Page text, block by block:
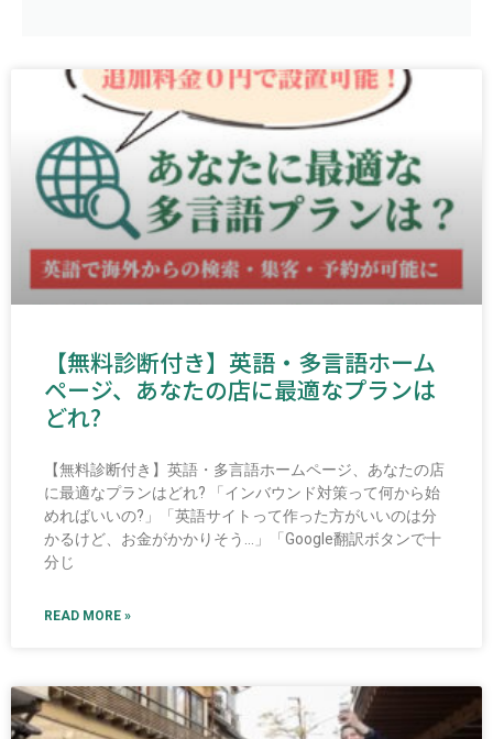
【無料診断付き】英語・多言語ホーム
ページ、あなたの店に最適なプランは
どれ?
【無料診断付き】英語・多言語ホームページ、あなたの店
に最適なプランはどれ? 「インバウンド対策って何から始
めればいいの?」「英語サイトって作った方がいいのは分
かるけど、お金がかかりそう…」「Google翻訳ボタンで十
分じ
READ MORE »